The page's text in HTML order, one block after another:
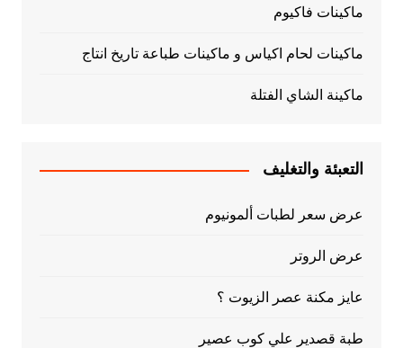
ماكينات فاكيوم
ماكينات لحام اكياس و ماكينات طباعة تاريخ انتاج
ماكينة الشاي الفتلة
التعبئة والتغليف
عرض سعر لطبات ألمونيوم
عرض الروتر
عايز مكنة عصر الزيوت ؟
طبة قصدير علي كوب عصير